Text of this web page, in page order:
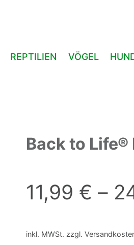
REPTILIEN VÖGEL
Back to
11,99 € –
inkl. MWSt. zzgl.